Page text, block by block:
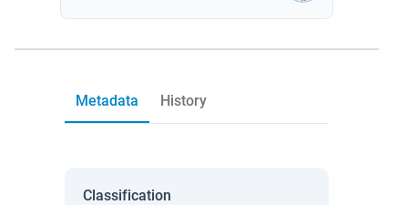
Metadata History
Classification